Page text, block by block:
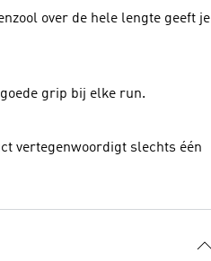
over de hele lengte geeft je
grip bij elke run.
vertegenwoordigt slechts één